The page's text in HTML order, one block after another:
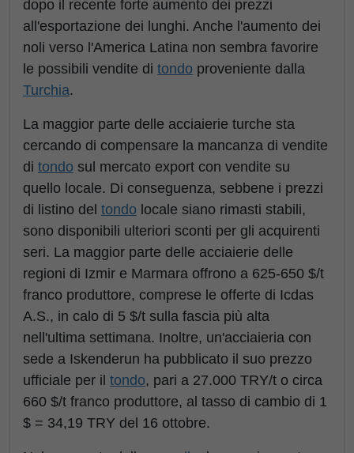
dopo il recente forte aumento dei prezzi
all'esportazione dei lunghi. Anche l'aumento dei
noli verso l'America Latina non sembra favorire
le possibili vendite di tondo proveniente dalla
Turchia.
La maggior parte delle acciaierie turche sta
cercando di compensare la mancanza di vendite
di tondo sul mercato export con vendite su
quello locale. Di conseguenza, sebbene i prezzi
di listino del tondo locale siano rimasti stabili,
sono disponibili ulteriori sconti per gli acquirenti
seri. La maggior parte delle acciaierie delle
regioni di Izmir e Marmara offrono a 625-650 $/t
franco produttore, comprese le offerte di Icdas
A.S., in calo di 5 $/t sulla fascia più alta
nell'ultima settimana. Inoltre, un'acciaieria con
sede a Iskenderun ha pubblicato il suo prezzo
ufficiale per il tondo, pari a 27.000 TRY/t o circa
660 $/t franco produttore, al tasso di cambio di 1
$ = 34,19 TRY del 16 ottobre.